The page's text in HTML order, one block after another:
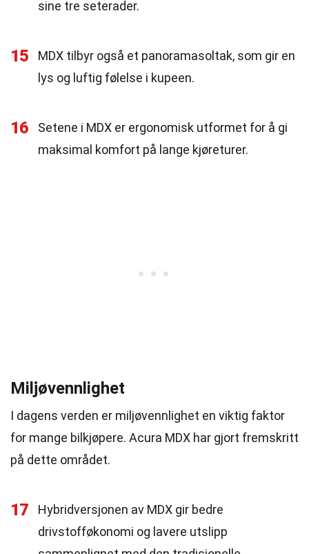
sine tre seterader.
15
MDX tilbyr også et panoramasoltak, som gir en
lys og luftig følelse i kupeen.
16
Setene i MDX er ergonomisk utformet for å gi
maksimal komfort på lange kjøreturer.
Miljøvennlighet
I dagens verden er miljøvennlighet en viktig faktor
for mange bilkjøpere. Acura MDX har gjort fremskritt
på dette området.
17
Hybridversjonen av MDX gir bedre
drivstofføkonomi og lavere utslipp